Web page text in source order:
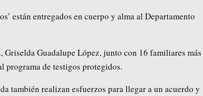
están entregados en cuerpo y alma al Departamento
Guadalupe López, junto con 16 familiares más
programa de testigos protegidos.
también realizan esfuerzos para llegar a un acuerdo y